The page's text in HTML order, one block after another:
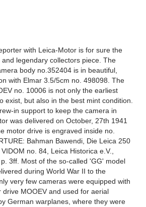
with Leica-Motor is for sure the
legendary collectors piece. The
body no.352404 is in beautiful,
with Elmar 3.5/5cm no. 498098. The
no. 10006 is not only the earliest
exist, but also in the best mint condition.
in support to keep the camera in
was delivered on October, 27th 1941
motor drive is engraved inside no.
Bahman Bawendi, Die Leica 250
no. 84, Leica Historica e.V.,
3ff. Most of the so-called 'GG' model
during World War II to the
very few cameras were equipped with
drive MOOEV and used for aerial
German warplanes, where they were